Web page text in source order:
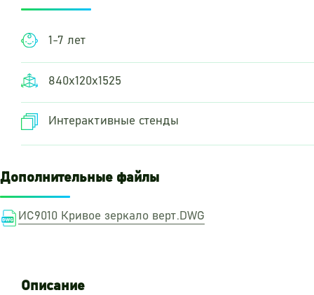
1-7 лет
840х120х1525
Интерактивные стенды
Дополнительные файлы
ИС9010 Кривое зеркало верт.DWG
Описание